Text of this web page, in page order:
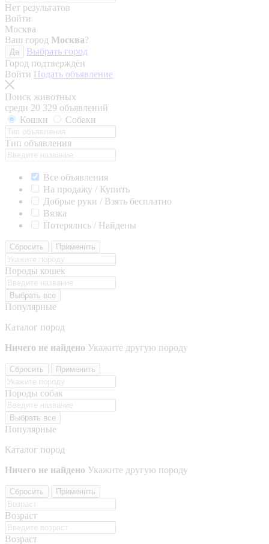
Нет результатов
Войти
Москва
Ваш город Москва?
Да
Выбрать город
Город подтверждён
Войти Подать объявление
Поиск животных
среди 20 329 объявлений
Кошки
Собаки
Тип объявления
Все объявления
На продажу / Купить
Добрые руки / Взять бесплатно
Вязка
Потерялись / Найдены
Сбросить Применить
Породы кошек
Выбрать все
Популярные
Каталог пород
Ничего не найдено Укажите другую породу
Сбросить Применить
Породы собак
Выбрать все
Популярные
Каталог пород
Ничего не найдено Укажите другую породу
Сбросить Применить
Возраст
Возраст